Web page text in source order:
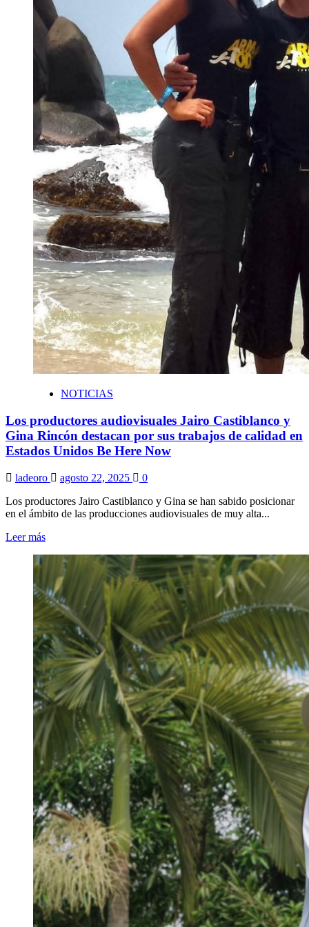
NOTICIAS
Los productores audiovisuales Jairo Castiblanco y
Gina Rincón destacan por sus trabajos de calidad en
Estados Unidos Be Here Now
ladeoro agosto 22, 2025
0
Los productores Jairo Castiblanco y Gina se han sabido posicionar
en el ámbito de las producciones audiovisuales de muy alta...
Leer más